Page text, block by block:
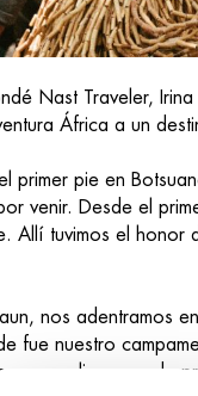
Nast Traveler,
África a un
primer pie en
venir. Desde el
Allí tuvimos el honor
nos adentramos
fue nuestro
y explicarnos, de